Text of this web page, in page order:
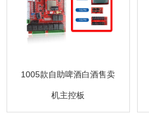
1005款自助啤酒白酒售卖
机主控板